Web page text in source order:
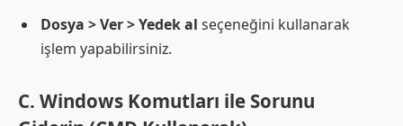
Dosya > Ver > Yedek al seçeneğini kullanarak
işlem yapabilirsiniz.
C. Windows Komutları ile Sorunu